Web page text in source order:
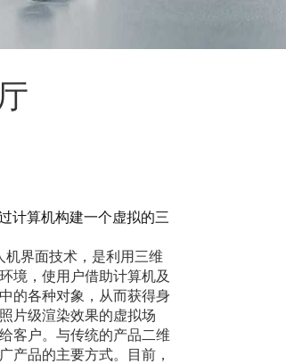
计算机构建一个虚拟的三
界面技术，是利用三维
境，使用户借助计算机及
的各种对象，从而获得身
片级渲染效果的虚拟场
客户。与传统的产品二维
产品的主要方式。目前，